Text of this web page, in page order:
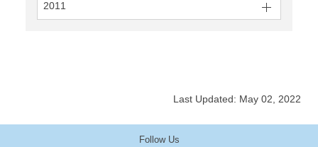
2011
Last Updated: May 02, 2022
Follow Us